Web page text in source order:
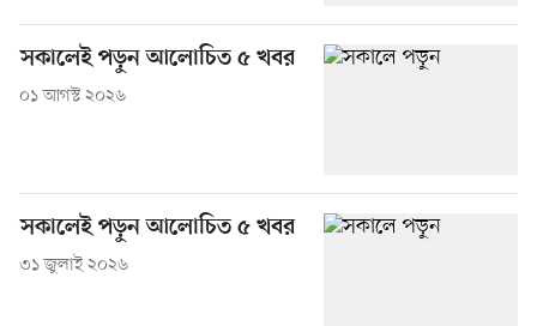
সকালেই পড়ুন আলোচিত ৫ খবর
০১ আগস্ট ২০২৬
সকালেই পড়ুন আলোচিত ৫ খবর
৩১ জুলাই ২০২৬